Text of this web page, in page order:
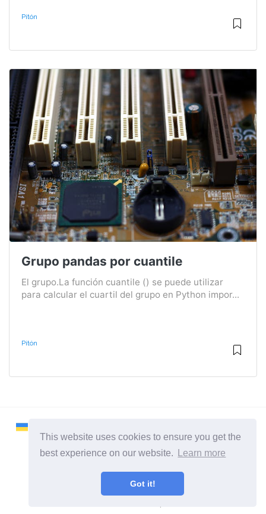
This website uses cookies to ensure you get the
best experience on our website.
Learn more
Got it!
Pitón
Grupo pandas por cuantile
El grupo.La función cuantile () se puede utilizar
para calcular el cuartil del grupo en Python impor...
Pitón
2026 ©Remontcompa
Todas las categorias